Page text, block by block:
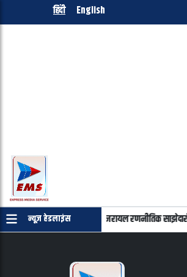
हिंदी English
न्यूज़ हेडलाइंस
की फोन पर बातचीत, भारत-इजरायल रणनीतिक साझेदारी